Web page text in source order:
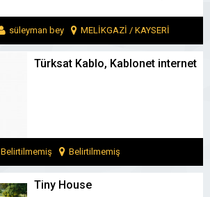
süleyman bey MELİKGAZİ / KAYSERİ
MESAJ GÖNDER
Türksat Kablo, Kablonet internet
Belirtilmemiş Belirtilmemiş
Tiny House